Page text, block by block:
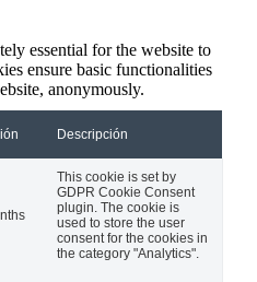
essential for the website to
ensure basic functionalities
anonymously.
Descripción
This cookie is set by
GDPR Cookie Consent
plugin. The cookie is
used to store the user
consent for the cookies in
the category "Analytics".